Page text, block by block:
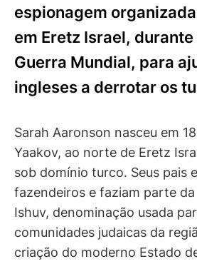
espionagem
em Eretz Israel,
Guerra Mundial, para
ingleses a derrotar os
Sarah Aaronson nasceu em
Yaakov, ao norte de Eretz
sob domínio turco. Seus pais
fazendeiros e faziam parte
Ishuv, denominação usada
comunidades judaicas da
criação do moderno Estado